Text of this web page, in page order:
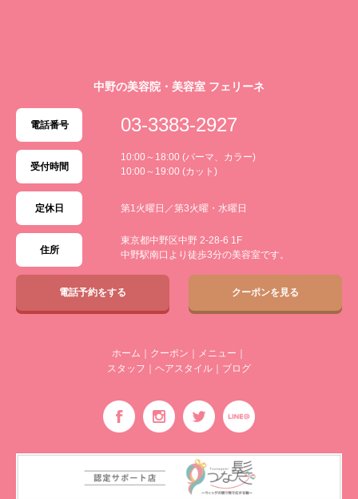
中野の美容院・美容室 フェリーネ
電話番号 03-3383-2927
受付時間
10:00～18:00 (パーマ、カラー)
10:00～19:00 (カット)
定休日 第1火曜日／第3火曜・水曜日
住所
東京都中野区中野 2-28-6 1F
中野駅南口より徒歩3分の美容室です。
電話予約をする クーポンを見る
ホーム クーポン メニュー
スタッフ
ヘアスタイル ブログ